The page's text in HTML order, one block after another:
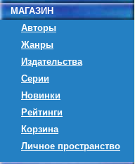
МАГАЗИН
Авторы
Жанры
Издательства
Серии
Новинки
Рейтинги
Корзина
Личное пространство